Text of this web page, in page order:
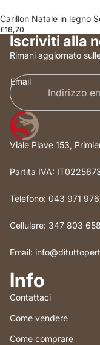
Carillon Natale in legno
€16,70
Iscriviti alla
Rimani aggiornato
Email
Viale Piave 153,
Partita IVA:
Telefono: 043 971
Cellulare: 347 803
Email:
Info
Contattaci
Come vendere
Come comprare